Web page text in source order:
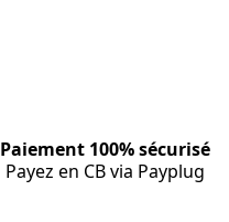
Paiement 100% sécurisé
Payez en CB via Payplug